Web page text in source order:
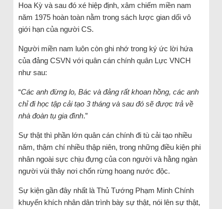
Hoa Kỳ và sau đó xé hiệp định, xâm chiếm miền nam
năm 1975 hoàn toàn nằm trong sách lược gian dối vô
giới hạn của người CS.
Người miền nam luôn còn ghi nhớ trong ký ức lời hứa
của đảng CSVN với quân cán chính quân Lực VNCH
như sau:
“Các anh đừng lo, Bác và đảng rất khoan hồng, các anh
chỉ đi học tập cải tạo 3 tháng và sau đó sẽ được trả về
nhà đoàn tụ gia đình.”
Sự thật thì phần lớn quân cán chính đi tù cải tạo nhiều
năm, thậm chí nhiều thập niên, trong những điều kiện phi
nhân ngoài sực chịu đựng của con người và hằng ngàn
người vùi thây nơi chốn rừng hoang nước độc.
Sự kiện gần đây nhất là Thủ Tướng Phạm Minh Chính
khuyến khích nhân dân trình bày sự thật, nói lên sự thật,